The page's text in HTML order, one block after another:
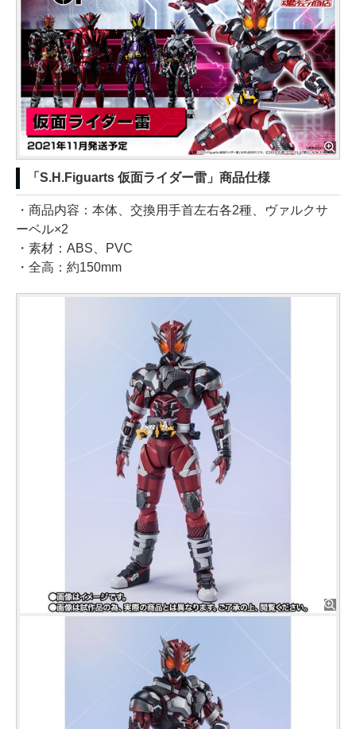
「S.H.Figuarts 仮面ライダー雷」商品仕様
・商品内容：本体、交換用手首左右各2種、ヴァルクサ
ーベル×2
・素材：ABS、PVC
・全高：約150mm